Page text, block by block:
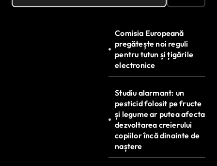
Comisia Europeană
pregătește noi reguli
pentru tutun și țigările
electronice
Studiu alarmant: un
pesticid folosit pe fructe
și legume ar putea afecta
dezvoltarea creierului
copiilor încă dinainte de
naștere